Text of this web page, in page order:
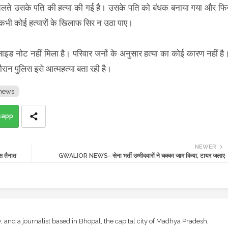
उसके पति की हत्या की गई है। उसके पति को बंधक बनाया गया और
कोई हत्यारों के खिलाफ सिर न उठा पाए।
नोट नहीं मिला है। परिवार जनों के अनुसार हत्या का कोई कारण नहीं
पुलिस इसे आत्महत्या बता रही है।
NEWER
GWALIOR NEWS- सेना भर्ती उम्मीदवारों ने चक्का जाम किया, टायर जलाए
तैनात
a journalist based in Bhopal, the capital city of Madhya Pradesh,